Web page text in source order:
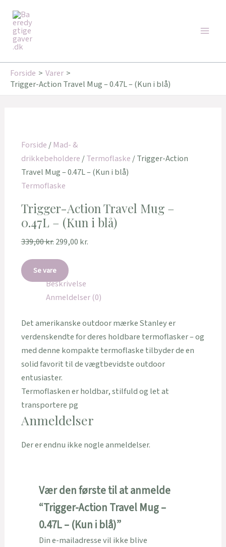
indholdet
Forside
Varer
Trigger-Action Travel Mug – 0.47L – (Kun i blå)
Tilbud!
Forside/Mad- &
drikkebeholdere/Termoflaske/ Trigger-Action
Travel Mug – 0.47L – (Kun i blå)
Termoflaske
Trigger-Action Travel Mug –
0.47L – (Kun i blå)
339,00kr.
339,00 kr..
299,00 kr.
299,00 kr..
Se vare
Beskrivelse
Anmeldelser (0)
Det amerikanske outdoor mærke Stanley er
verdenskendte for deres holdbare termoflasker – og
med denne kompakte termoflaske tilbyder de en
solid favorit til de vægtbevidste outdoor
entusiaster.
Termoflasken er holdbar, stilfuld og let at
transportere pg
Anmeldelser
Der er endnu ikke nogle anmeldelser.
Vær den første til at anmelde
“Trigger-Action Travel Mug –
0.47L – (Kun i blå)”
Din e-mailadresse vil ikke blive
Tilbud!
Tilbud!
249,95 kr..171,00 kr..
Tilbud!
Tilbud!
179,95 kr..162,00 kr..
Tilbud!
Tilbud!
179,95 kr..162,00 kr..